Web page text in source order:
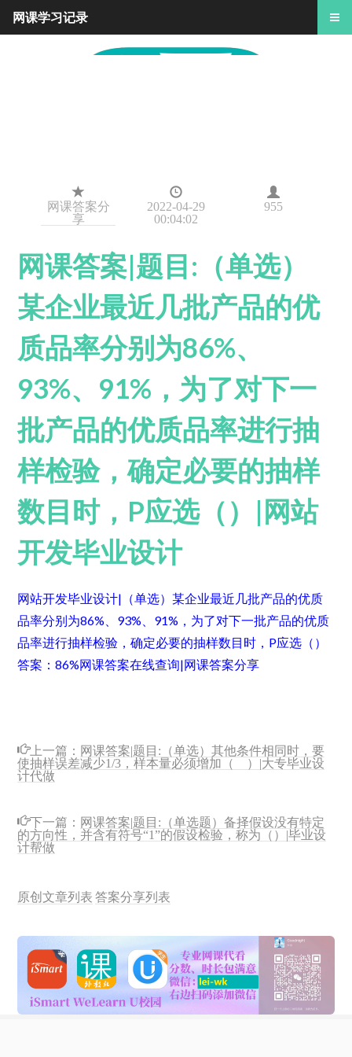
网课答案分
享
2022-04-29
00:04:02
955
网课答案|题目:（单选）
某企业最近几批产品的优
质品率分别为86%、
93%、91%，为了对下一
批产品的优质品率进行抽
样检验，确定必要的抽样
数目时，P应选（）|网站
开发毕业设计
网站开发毕业设计|（单选）某企业最近几批产品的优质
品率分别为86%、93%、91%，为了对下一批产品的优质
品率进行抽样检验，确定必要的抽样数目时，P应选（）
答案：86%网课答案在线查询|网课答案分享
上一篇： 网课答案|题目:（单选）其他条件相同时，要
使抽样误差减少1/3，样本量必须增加（ ）|大专毕业设
计代做
下一篇： 网课答案|题目:（单选题）备择假设没有特定
的方向性，并含有符号“1”的假设检验，称为（）|毕业设
计帮做
原创文章列表 答案分享列表
网课学习记录